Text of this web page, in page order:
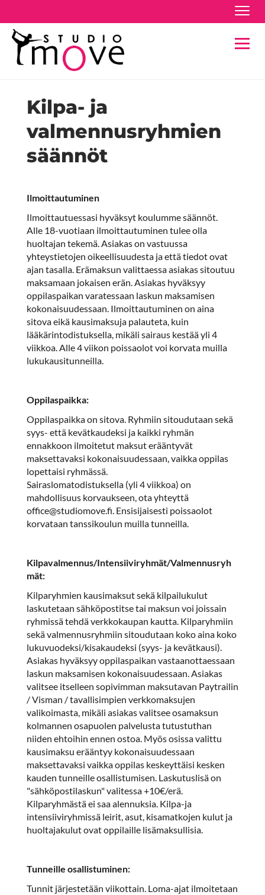
Kilpa- ja
valmennusryhmien
säännöt
Ilmoittautuminen
Ilmoittautuessasi hyväksyt koulumme säännöt.
Alle 18-vuotiaan ilmoittautuminen tulee olla
huoltajan tekemä. Asiakas on vastuussa
yhteystietojen oikeellisuudesta ja että tiedot ovat
ajan tasalla. Erämaksun valittaessa asiakas sitoutuu
maksamaan jokaisen erän. Asiakas hyväksyy
oppilaspaikan varatessaan laskun maksamisen
kokonaisuudessaan. Ilmoittautuminen on aina
sitova eikä kausimaksuja palauteta, kuin
lääkärintodistuksella, mikäli sairaus kestää yli 4
viikkoa. Alle 4 viikon poissaolot voi korvata muilla
lukukausitunneilla.
Oppilaspaikka:
Oppilaspaikka on sitova. Ryhmiin sitoudutaan sekä
syys- että kevätkaudeksi ja kaikki ryhmän
ennakkoon ilmoitetut maksut erääntyvät
maksettavaksi kokonaisuudessaan, vaikka oppilas
lopettaisi ryhmässä.
Sairaslomatodistuksella (yli 4 viikkoa) on
mahdollisuus korvaukseen, ota yhteyttä
office@studiomove.fi. Ensisijaisesti poissaolot
korvataan tanssikoulun muilla tunneilla.
Kilpavalmennus/Intensiiviryhmät/Valmennusryh
mät:
Kilparyhmien kausimaksut sekä kilpailukulut
laskutetaan sähköpostitse tai maksun voi joissain
ryhmissä tehdä verkkokaupan kautta. Kilparyhmiin
sekä valmennusryhmiin sitoudutaan koko aina koko
lukuvuodeksi/kisakaudeksi (syys- ja kevätkausi).
Asiakas hyväksyy oppilaspaikan vastaanottaessaan
laskun maksamisen kokonaisuudessaan. Asiakas
valitsee itselleen sopivimman maksutavan Paytrailin
/ Visman / tavallisimpien verkkomaksujen
valikoimasta, mikäli asiakas valitsee osamaksun
kolmannen osapuolen palvelusta tutustuthan
niiden ehtoihin ennen ostoa. Myös osissa valittu
kausimaksu erääntyy kokonaisuudessaan
maksettavaksi vaikka oppilas keskeyttäisi kesken
kauden tunneille osallistumisen. Laskutuslisä on
"sähköpostilaskun" valitessa +10€/erä.
Kilparyhmästä ei saa alennuksia. Kilpa-ja
intensiiviryhmissä leirit, asut, kisamatkojen kulut ja
huoltajakulut ovat oppilaille lisämaksullisia.
Tunneille osallistuminen:
Tunnit järjestetään viikottain. Loma-ajat ilmoitetaan